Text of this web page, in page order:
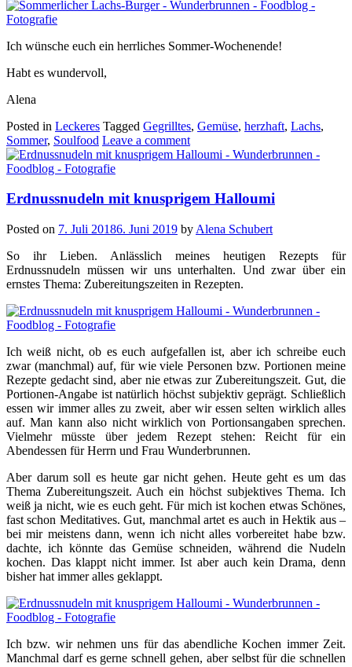
Ich wünsche euch ein herrliches Sommer-Wochenende!
Habt es wundervoll,
Alena
Posted in Leckeres Tagged Gegrilltes, Gemüse, herzhaft, Lachs,
Sommer, Soulfood Leave a comment
Erdnussnudeln mit knusprigem Halloumi
Posted on 7. Juli 20186. Juni 2019 by Alena Schubert
So ihr Lieben. Anlässlich meines heutigen Rezepts für
Erdnussnudeln müssen wir uns unterhalten. Und zwar über ein
ernstes Thema: Zubereitungszeiten in Rezepten.
Ich weiß nicht, ob es euch aufgefallen ist, aber ich schreibe euch
zwar (manchmal) auf, für wie viele Personen bzw. Portionen meine
Rezepte gedacht sind, aber nie etwas zur Zubereitungszeit. Gut, die
Portionen-Angabe ist natürlich höchst subjektiv geprägt. Schließlich
essen wir immer alles zu zweit, aber wir essen selten wirklich alles
auf. Man kann also nicht wirklich von Portionsangaben sprechen.
Vielmehr müsste über jedem Rezept stehen: Reicht für ein
Abendessen für Herrn und Frau Wunderbrunnen.
Aber darum soll es heute gar nicht gehen. Heute geht es um das
Thema Zubereitungszeit. Auch ein höchst subjektives Thema. Ich
weiß ja nicht, wie es euch geht. Für mich ist kochen etwas Schönes,
fast schon Meditatives. Gut, manchmal artet es auch in Hektik aus –
bei mir meistens dann, wenn ich nicht alles vorbereitet habe bzw.
dachte, ich könnte das Gemüse schneiden, während die Nudeln
kochen. Das klappt nicht immer. Ist aber auch kein Drama, denn
bisher hat immer alles geklappt.
Ich bzw. wir nehmen uns für das abendliche Kochen immer Zeit.
Manchmal darf es gerne schnell gehen, aber selbst für die schnellen